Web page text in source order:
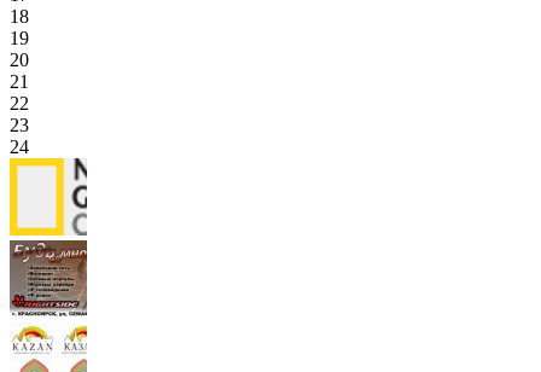
18
19
20
21
22
23
24